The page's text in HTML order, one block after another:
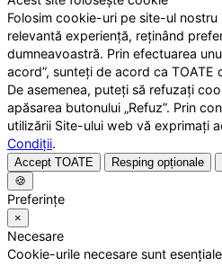
Folosim cookie-uri pe site-ul
relevantă experiență, reținând
dumneavoastră. Prin efectuarea
acord”, sunteți de acord ca
De asemenea, puteți să refuzați
apăsarea butonului „Refuz”. Prin
utilizării Site-ului web vă exprimați
Condiții.
Accept TOATE Resping opționale
🍪
Preferințe
×
Necesare
Cookie-urile necesare sunt